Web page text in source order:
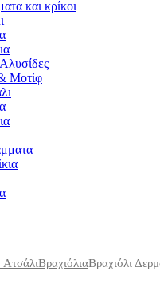
και κρίκοι
Μοτίφ
ΑτσάλιΒραχιόλιαΒραχιόλι